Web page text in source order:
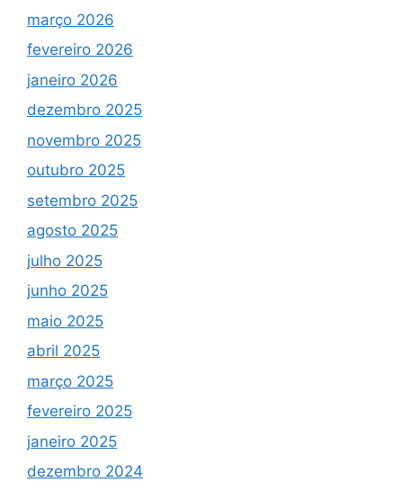
março 2026
fevereiro 2026
janeiro 2026
dezembro 2025
novembro 2025
outubro 2025
setembro 2025
agosto 2025
julho 2025
junho 2025
maio 2025
abril 2025
março 2025
fevereiro 2025
janeiro 2025
dezembro 2024